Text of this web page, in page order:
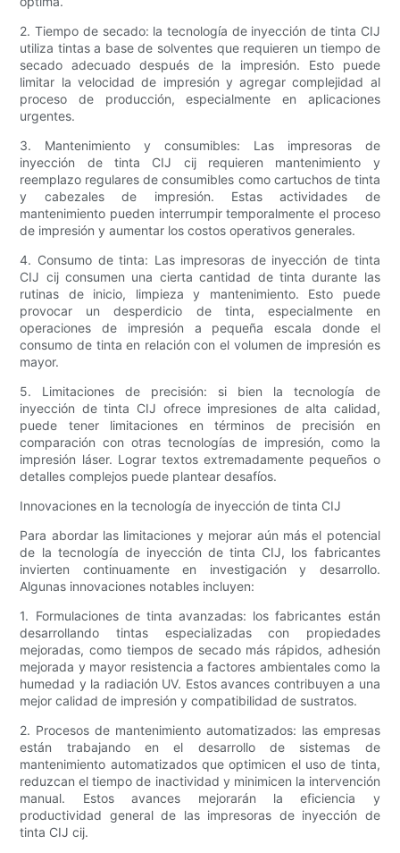
2. Tiempo de secado: la tecnología de inyección de tinta CIJ
utiliza tintas a base de solventes que requieren un tiempo de
secado adecuado después de la impresión. Esto puede
limitar la velocidad de impresión y agregar complejidad al
proceso de producción, especialmente en aplicaciones
urgentes.
3. Mantenimiento y consumibles: Las impresoras de
inyección de tinta CIJ cij requieren mantenimiento y
reemplazo regulares de consumibles como cartuchos de tinta
y cabezales de impresión. Estas actividades de
mantenimiento pueden interrumpir temporalmente el proceso
de impresión y aumentar los costos operativos generales.
4. Consumo de tinta: Las impresoras de inyección de tinta
CIJ cij consumen una cierta cantidad de tinta durante las
rutinas de inicio, limpieza y mantenimiento. Esto puede
provocar un desperdicio de tinta, especialmente en
operaciones de impresión a pequeña escala donde el
consumo de tinta en relación con el volumen de impresión es
mayor.
5. Limitaciones de precisión: si bien la tecnología de
inyección de tinta CIJ ofrece impresiones de alta calidad,
puede tener limitaciones en términos de precisión en
comparación con otras tecnologías de impresión, como la
impresión láser. Lograr textos extremadamente pequeños o
detalles complejos puede plantear desafíos.
Innovaciones en la tecnología de inyección de tinta CIJ
Para abordar las limitaciones y mejorar aún más el potencial
de la tecnología de inyección de tinta CIJ, los fabricantes
invierten continuamente en investigación y desarrollo.
Algunas innovaciones notables incluyen:
1. Formulaciones de tinta avanzadas: los fabricantes están
desarrollando tintas especializadas con propiedades
mejoradas, como tiempos de secado más rápidos, adhesión
mejorada y mayor resistencia a factores ambientales como la
humedad y la radiación UV. Estos avances contribuyen a una
mejor calidad de impresión y compatibilidad de sustratos.
2. Procesos de mantenimiento automatizados: las empresas
están trabajando en el desarrollo de sistemas de
mantenimiento automatizados que optimicen el uso de tinta,
reduzcan el tiempo de inactividad y minimicen la intervención
manual. Estos avances mejorarán la eficiencia y
productividad general de las impresoras de inyección de
tinta CIJ cij.